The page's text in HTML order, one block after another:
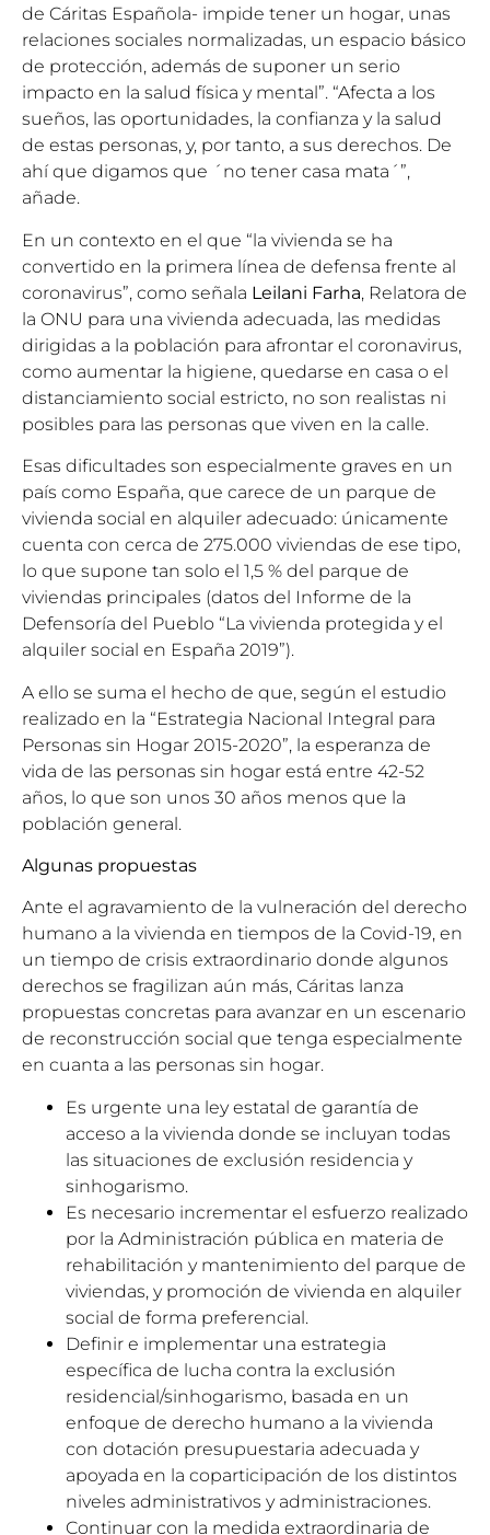
de Cáritas Española- impide tener un hogar, unas
relaciones sociales normalizadas, un espacio básico
de protección, además de suponer un serio
impacto en la salud física y mental”. “Afecta a los
sueños, las oportunidades, la confianza y la salud
de estas personas, y, por tanto, a sus derechos. De
ahí que digamos que ´no tener casa mata´”,
añade.
En un contexto en el que “la vivienda se ha
convertido en la primera línea de defensa frente al
coronavirus”, como señala Leilani Farha, Relatora de
la ONU para una vivienda adecuada, las medidas
dirigidas a la población para afrontar el coronavirus,
como aumentar la higiene, quedarse en casa o el
distanciamiento social estricto, no son realistas ni
posibles para las personas que viven en la calle.
Esas dificultades son especialmente graves en un
país como España, que carece de un parque de
vivienda social en alquiler adecuado: únicamente
cuenta con cerca de 275.000 viviendas de ese tipo,
lo que supone tan solo el 1,5 % del parque de
viviendas principales (datos del Informe de la
Defensoría del Pueblo “La vivienda protegida y el
alquiler social en España 2019”).
A ello se suma el hecho de que, según el estudio
realizado en la “Estrategia Nacional Integral para
Personas sin Hogar 2015-2020”, la esperanza de
vida de las personas sin hogar está entre 42-52
años, lo que son unos 30 años menos que la
población general.
Algunas propuestas
Ante el agravamiento de la vulneración del derecho
humano a la vivienda en tiempos de la Covid-19, en
un tiempo de crisis extraordinario donde algunos
derechos se fragilizan aún más, Cáritas lanza
propuestas concretas para avanzar en un escenario
de reconstrucción social que tenga especialmente
en cuanta a las personas sin hogar.
Es urgente una ley estatal de garantía de
acceso a la vivienda donde se incluyan todas
las situaciones de exclusión residencia y
sinhogarismo.
Es necesario incrementar el esfuerzo realizado
por la Administración pública en materia de
rehabilitación y mantenimiento del parque de
viviendas, y promoción de vivienda en alquiler
social de forma preferencial.
Definir e implementar una estrategia
específica de lucha contra la exclusión
residencial/sinhogarismo, basada en un
enfoque de derecho humano a la vivienda
con dotación presupuestaria adecuada y
apoyada en la coparticipación de los distintos
niveles administrativos y administraciones.
Continuar con la medida extraordinaria de